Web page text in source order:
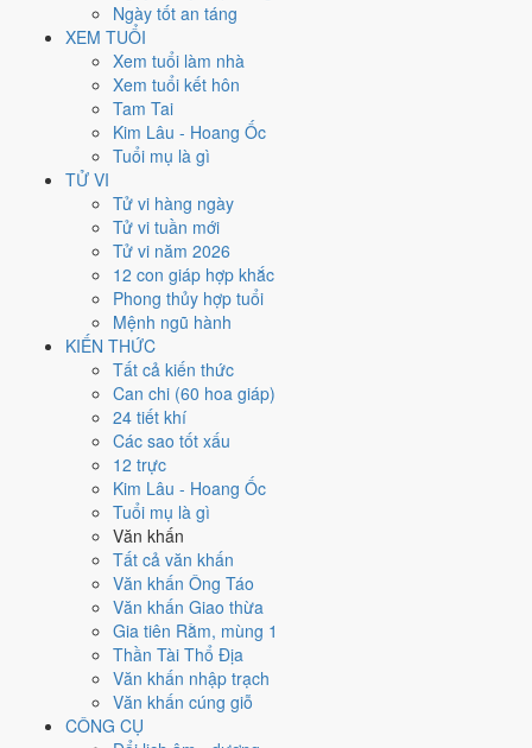
Ngày tốt an táng
XEM TUỔI
Xem tuổi làm nhà
Xem tuổi kết hôn
Tam Tai
Kim Lâu - Hoang Ốc
Tuổi mụ là gì
TỬ VI
Tử vi hàng ngày
Tử vi tuần mới
Tử vi năm 2026
12 con giáp hợp khắc
Phong thủy hợp tuổi
Mệnh ngũ hành
KIẾN THỨC
Tất cả kiến thức
Can chi (60 hoa giáp)
24 tiết khí
Các sao tốt xấu
12 trực
Kim Lâu - Hoang Ốc
Tuổi mụ là gì
Văn khấn
Tất cả văn khấn
Văn khấn Ông Táo
Văn khấn Giao thừa
Gia tiên Rằm, mùng 1
Thần Tài Thổ Địa
Văn khấn nhập trạch
Văn khấn cúng giỗ
CÔNG CỤ
Nhâm Tý
Bính Ngọ
Ngày Mậu Tuất có TrựcBình (ngày bình hòa, ổn định, không thiên
hung cát) nhưng gặp SaoThanh Long hoàng đạo
7 việc chính6.6/10nên đây làNgày Cát
Dần, Ngọ, Mão hợp ngày; tuổi
Ngày 23/7/2026 chỉ đạt6.6/10cho việc trọng đại. Có
để thay thế, xem mục xử lý bên dưới.
Ngày 23/7/2026 tốt hay xấu cho
việc gì?
Ngày 23/7/2026 đạt6.6/10trung bình cho 7 việc chính: cao nhất là
Cưới hỏi - đính hôn (8/10) , thấp nhất là
Trực Bình (ngày bình hòa, ổn định, không thiên hung cát) nhưng gặp
Sao Thanh Long hoàng đạo nên điểm từng việc chênh nhau như bảng
Cưới hỏi - đính hôn
Rất tốt
Cưới hỏi - đính hôn hôm nay ở
Giác và Ngày Hoàng Đạo